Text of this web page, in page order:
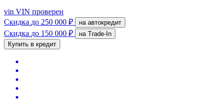
vin VIN проверен
Скидка до 250 000 ₽ на автокредит
Скидка до 150 000 ₽
на Trade-In
Купить в кредит